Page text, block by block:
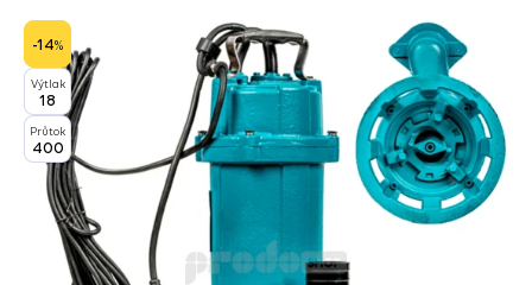
-14%
Výtlak
18
Průtok
400